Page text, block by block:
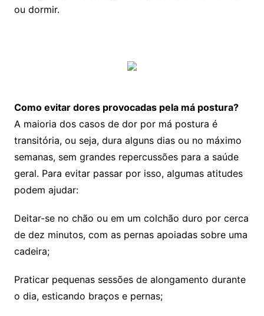
ou dormir.
Como evitar dores provocadas pela má postura?
A maioria dos casos de dor por má postura é
transitória, ou seja, dura alguns dias ou no máximo
semanas, sem grandes repercussões para a saúde
geral. Para evitar passar por isso, algumas atitudes
podem ajudar:
Deitar-se no chão ou em um colchão duro por cerca
de dez minutos, com as pernas apoiadas sobre uma
cadeira;
Praticar pequenas sessões de alongamento durante
o dia, esticando braços e pernas;